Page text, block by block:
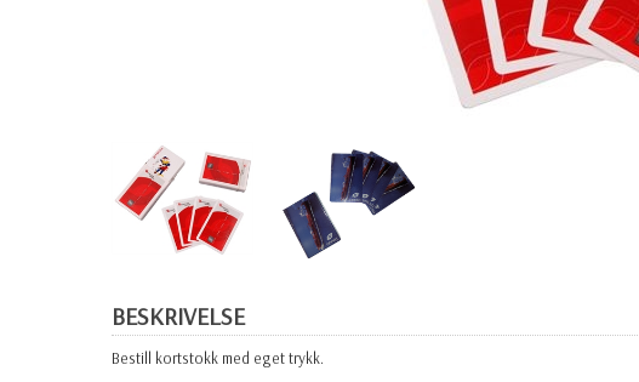
BESKRIVELSE
Bestill kortstokk med eget trykk.